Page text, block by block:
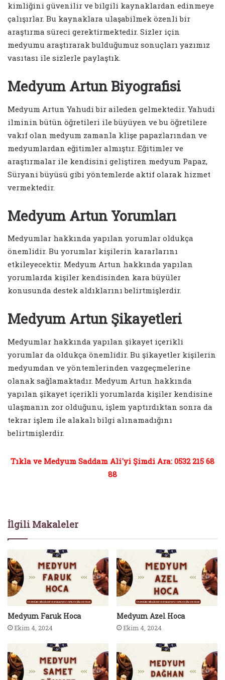
kimliğini güvenilir ve bilgili kaynaklardan edinmeye
çalışırlar. Bu kaynaklara ulaşabilmek özenli bir
araştırma süreci gerektirmektedir. Sizler için
medyumu araştırarak bulduğumuz sonuçları yazımız
vasıtası ile sizlerle paylaştık.
Medyum Artun Biyografisi
Medyum Artun Yahudi bir aileden gelmektedir. Yahudi
ilminin bütün öğretileri ile büyüyen ve bu öğretilere
vakıf olan medyum zamanla klişe papazlarından ve
medyumlardan eğitimler almıştır. Eğitimler ve
araştırmalar ile kendisini geliştiren medyum Papaz,
Süryani büyüsü gibi yöntemlerde aktif olarak hizmet
vermektedir.
Medyum Artun Yorumları
Medyumlar hakkında yapılan yorumlar oldukça
önemlidir. Bu yorumlar kişilerin kararlarını
etkileyecektir. Medyum Artun hakkında yapılan
yorumlarda kişiler kendisinden kara büyüler
konusunda destek aldıklarını belirtmişlerdir.
Medyum Artun Şikayetleri
Medyumlar hakkında yapılan şikayet içerikli
yorumlar da oldukça önemlidir. Bu şikayetler kişilerin
medyumdan ve yöntemlerinden vazgeçmelerine
olanak sağlamaktadır. Medyum Artun hakkında
yapılan şikayet içerikli yorumlarda kişiler kendisine
ulaşmanın zor olduğunu, işlem yaptırdıktan sonra da
tekrar işlem ile alakalı bilgi alınamadığını
belirtmişlerdir.
Tıkla ve Medyum Saddam Ali'yi Şimdi Ara: 0532 215 68
88
İlgili Makaleler
Medyum Faruk Hoca
Ekim 4, 2024
Medyum Azel Hoca
Ekim 4, 2024